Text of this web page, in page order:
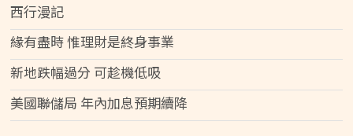
西行漫記
緣有盡時 惟理財是終身事業
新地跌幅過分 可趁機低吸
美國聯儲局 年內加息預期續降